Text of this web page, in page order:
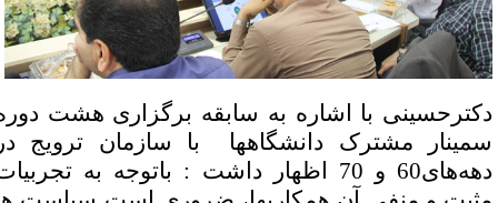
با اشاره به سابقه برگزاری هشت دوره
مشترک دانشگاهها با سازمان ترویج در
دهه‌های60 و 70 اظهار داشت : باتوجه به تجربیات